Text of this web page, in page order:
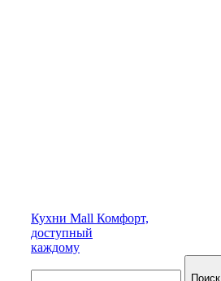
Кухни Mall Комфорт,
доступный
каждому
Поиск